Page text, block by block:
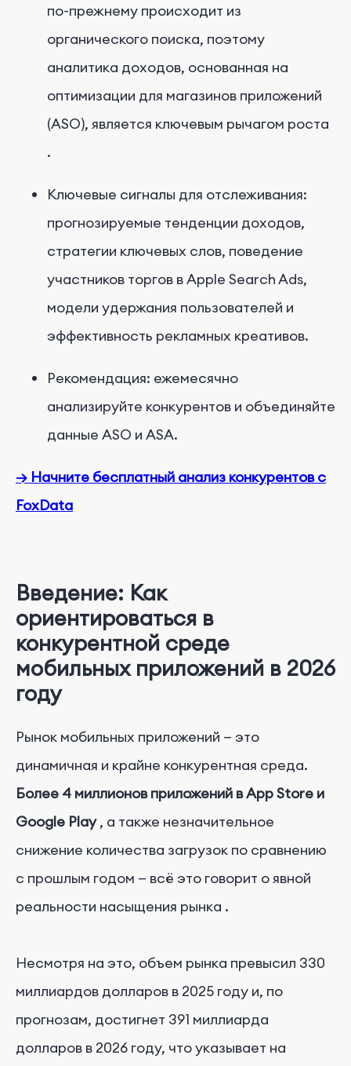
по-прежнему происходит из
органического поиска, поэтому
аналитика доходов, основанная на
оптимизации для магазинов приложений
(ASO), является ключевым рычагом роста
.
Ключевые сигналы для отслеживания:
прогнозируемые тенденции доходов,
стратегии ключевых слов, поведение
участников торгов в Apple Search Ads,
модели удержания пользователей и
эффективность рекламных креативов.
Рекомендация: ежемесячно
анализируйте конкурентов и объединяйте
данные ASO и ASA.
→ Начните бесплатный анализ конкурентов с
FoxData
Введение: Как
ориентироваться в
конкурентной среде
мобильных приложений в 2026
году
Рынок мобильных приложений — это
динамичная и крайне конкурентная среда.
Более 4 миллионов приложений в App Store и
Google Play , а также незначительное
снижение количества загрузок по сравнению
с прошлым годом — всё это говорит оявной
реальности насыщения рынка .
Несмотря на это, объем рынка превысил 330
миллиардов долларов в 2025 году и, по
прогнозам, достигнет 391 миллиарда
долларов в 2026 году, что указывает на